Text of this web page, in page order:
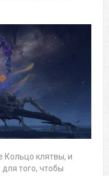
Кольцо клятвы, и
того, чтобы